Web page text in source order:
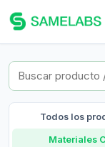
Todos los
Materiales